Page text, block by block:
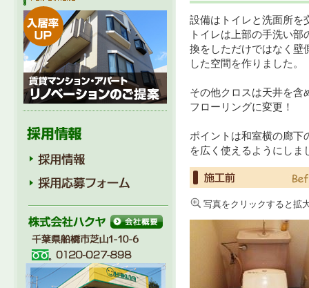
設備はトイレと洗面所を
トイレは上部の手洗い
換をしただけではなく壁
した空間を作りました。
その他クロスは天井を含
フローリングに変更！
ポイントは和室横の廊下
を広く使えるようにしま
写真をクリックすると拡